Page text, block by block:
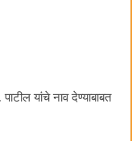
यांचे नाव देण्याबाबत